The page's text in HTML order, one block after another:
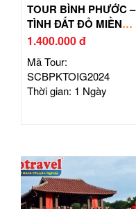
TOUR BÌNH PHƯỚC –
TÌNH ĐẤT ĐỎ MIỀN
ĐÔNG
1.400.000 đ
Mã Tour:
SCBPKTOIG2024
Thời gian: 1 Ngày